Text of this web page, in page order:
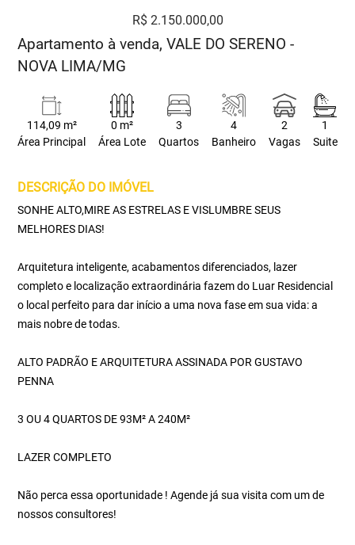
R$ 2.150.000,00
Apartamento à venda, VALE DO SERENO -
NOVA LIMA/MG
114,09 m²
Área Principal
0 m²
Área Lote
3
Quartos
4
Banheiro
2
Vagas
1
Suite
DESCRIÇÃO DO IMÓVEL
SONHE ALTO,MIRE AS ESTRELAS E VISLUMBRE SEUS
MELHORES DIAS!
Arquitetura inteligente, acabamentos diferenciados, lazer
completo e localização extraordinária fazem do Luar Residencial
o local perfeito para dar início a uma nova fase em sua vida: a
mais nobre de todas.
ALTO PADRÃO E ARQUITETURA ASSINADA POR GUSTAVO
PENNA
3 OU 4 QUARTOS DE 93M² A 240M²
LAZER COMPLETO
Não perca essa oportunidade ! Agende já sua visita com um de
nossos consultores!